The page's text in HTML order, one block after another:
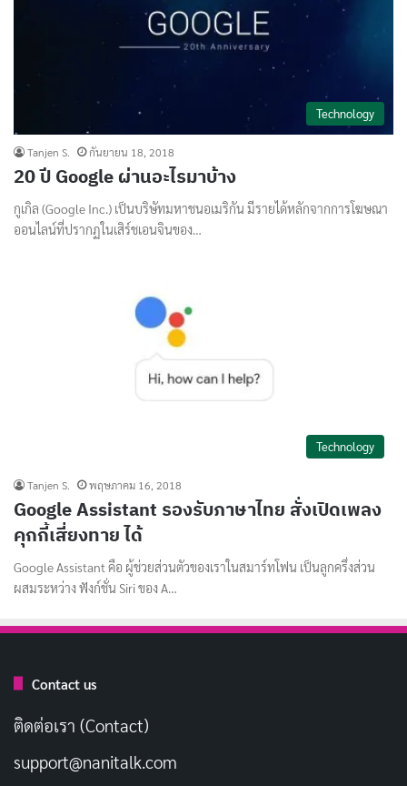
Technology
Tanjen S. กันยายน 18, 2018
20 ปี Google ผ่านอะไรมาบ้าง
กูเกิล (Google Inc.) เป็นบริษัทมหาชนอเมริกัน มีรายได้หลักจากการโฆษณา
ออนไลน์ที่ปรากฏในเสิร์ชเอนจินของ…
Technology
Tanjen S. พฤษภาคม 16, 2018
Google Assistant รองรับภาษาไทย สั่งเปิดเพลง
คุกกี้เสี่ยงทาย ได้
Google Assistant คือ ผู้ช่วยส่วนตัวของเราในสมาร์ทโฟน เป็นลูกครึ่งส่วน
ผสมระหว่าง ฟังก์ชั่น Siri ของ A…
Contact us
ติดต่อเรา (Contact)
support@nanitalk.com